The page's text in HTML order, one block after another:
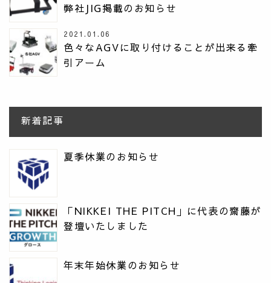
弊社JIG掲載のお知らせ
2021.01.06
色々なAGVに取り付けることが出来る牽
引アーム
新着記事
夏季休業のお知らせ
「NIKKEI THE PITCH」に代表の齋藤が
登壇いたしました
年末年始休業のお知らせ